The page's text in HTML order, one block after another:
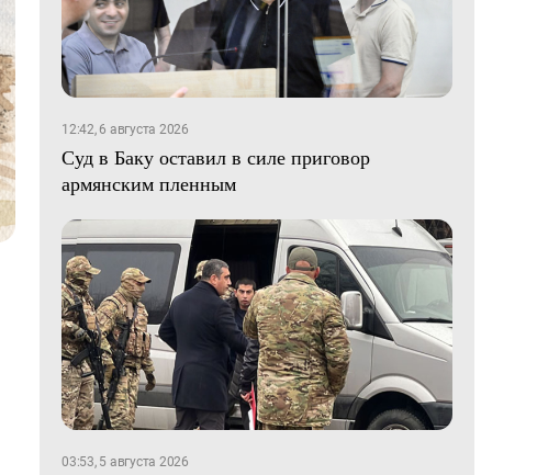
12:42, 6 августа 2026
Суд в Баку оставил в силе приговор
армянским пленным
03:53, 5 августа 2026